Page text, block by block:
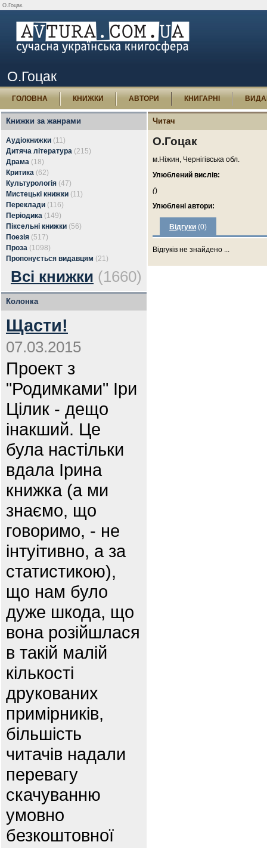
О.Гоцак.
О.Гоцак
ГОЛОВНА КНИЖКИ АВТОРИ КНИГАРНІ
Книжки за жанрами
Аудіокнижки (11)
Дитяча література (215)
Драма (18)
Критика (62)
Культурологія (47)
Мистецькі книжки (11)
Переклади (116)
Періодика (149)
Піксельні книжки (56)
Поезія (517)
Проза (1098)
Пропонується видавцям (21)
Всі книжки (1660)
Колонка
Щасти!
07.03.2015
Проект з
"Родимками" Іри
Цілик - дещо
інакший. Це
була настільки
вдала Ірина
книжка (а ми
знаємо, що
говоримо, - не
інтуітивно, а за
статистикою),
що нам було
дуже шкода, що
вона розійшлася
в такій малій
кількості
друкованих
примірників,
більшість
читачів надали
перевагу
скачуванню
умовно
безкоштовної
Читач
О.Гоцак
м.Ніжин, Чернігівська обл.
Улюблений вислів:
()
Улюблені автори:
Відгуки (0)
Відгуків не знайдено ...